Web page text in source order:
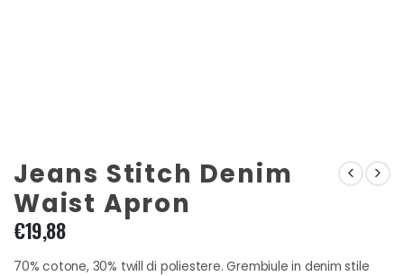
Jeans Stitch Denim
Waist Apron
€19,88
70% cotone, 30% twill di poliestere. Grembiule in denim stile